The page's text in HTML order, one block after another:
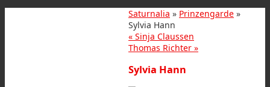
Saturnalia » Prinzengarde »
Sylvia Hann
« Sinja Claussen
Thomas Richter »
Sylvia Hann